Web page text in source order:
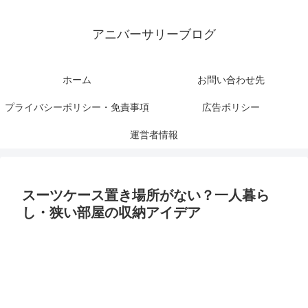
アニバーサリーブログ
ホーム お問い合わせ先
プライバシーポリシー・免責事項 広告ポリシー
運営者情報
スーツケース置き場所がない？一人暮ら
し・狭い部屋の収納アイデア